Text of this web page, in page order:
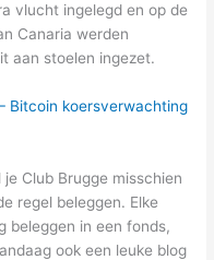
vlucht ingelegd en op de
Canaria werden
aan stoelen ingezet.
Bitcoin koersverwachting
Club Brugge misschien
regel beleggen. Elke
beleggen in een fonds,
ook een leuke blog